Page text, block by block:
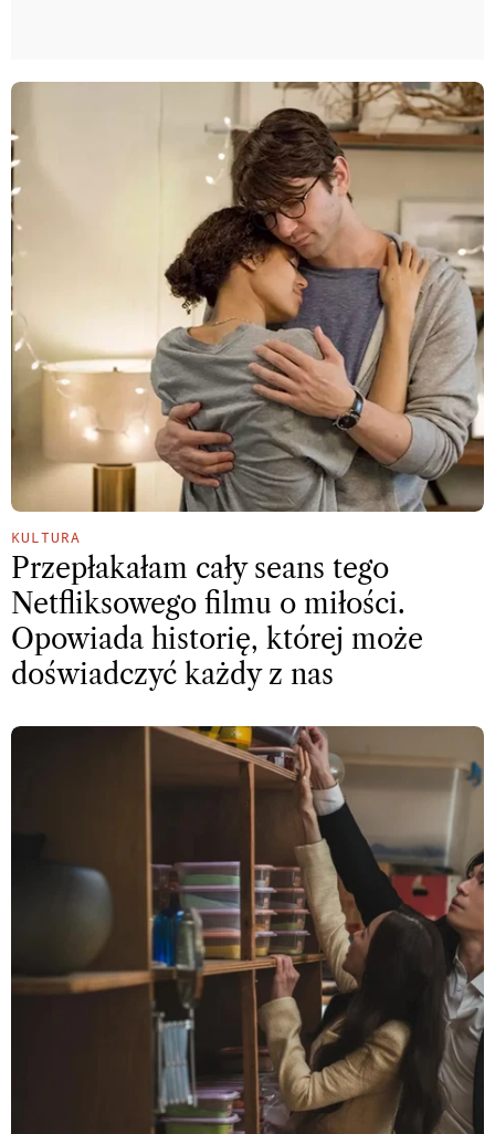
KULTURA
Przepłakałam cały seans tego
Netfliksowego filmu o miłości.
Opowiada historię, której może
doświadczyć każdy z nas